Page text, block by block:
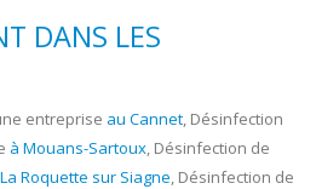
DANS LES
entreprise au Cannet, Désinfection
à Mouans-Sartoux, Désinfection de
Roquette sur Siagne, Désinfection de